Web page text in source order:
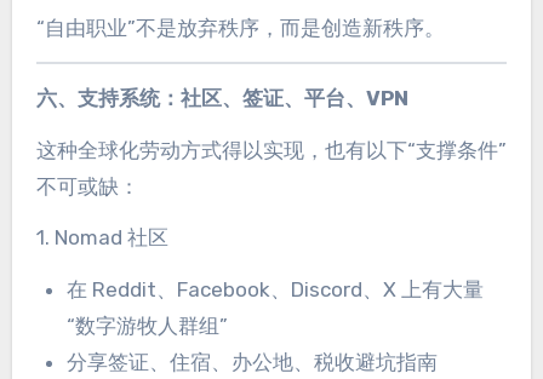
“自由职业”不是放弃秩序，而是创造新秩序。
六、支持系统：社区、签证、平台、VPN
这种全球化劳动方式得以实现，也有以下“支撑条件”
不可或缺：
1. Nomad 社区
在 Reddit、Facebook、Discord、X 上有大量
“数字游牧人群组”
分享签证、住宿、办公地、税收避坑指南